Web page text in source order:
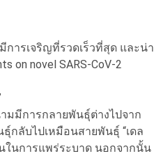
ารเจริญที่รวดเร็วที่สุด และน่า
on novel SARS-CoV-2
มมีการกลายพันธุ์ต่างไปจาก
ธุ์กลับไปเหมือนสายพันธุ์ “เดล
ในการแพร่ระบาด นอกจากนั้น